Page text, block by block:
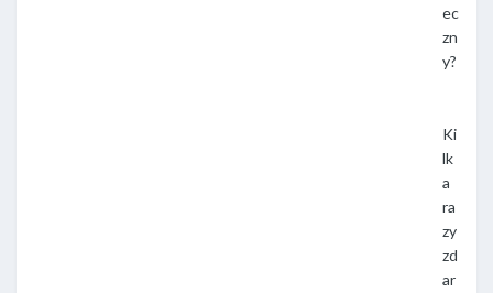
ec
zn
y?
Ki
lk
a
ra
zy
zd
ar